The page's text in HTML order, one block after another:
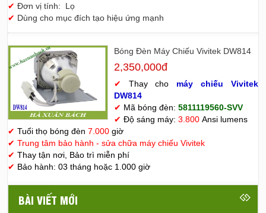
✔ Đơn vị tính: Lọ
✔ Dùng cho mục đích tạo hiệu ứng mạnh
Bóng Đèn Máy Chiếu Vivitek DW814
2,350,000đ
✔ Thay cho máy chiếu Vivitek
DW814
✔ Mã bóng đèn: 5811119560-SVV
✔ Độ sáng máy: 3.800Ansi lumens
✔ Tuổi thọ bóng đèn 7.000 giờ
✔ Trung tâm bảo hành - sửa chữa máy chiếu Vivitek
✔ Thay tận nơi, Bảo trì miễn phí
✔ Bảo hành: 03 tháng hoặc 1.000 giờ
BÀI VIẾT MỚI